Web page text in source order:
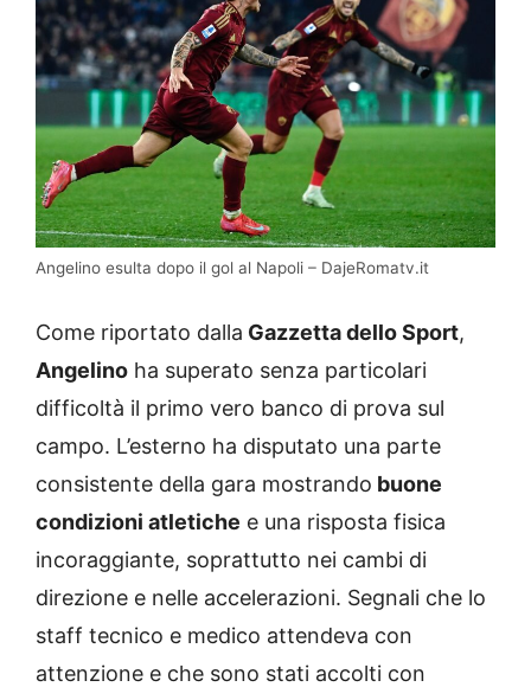
Angelino esulta dopo il gol al Napoli – DajeRomatv.it
Come riportato dalla Gazzetta dello Sport,
Angelino ha superato senza particolari
difficoltà il primo vero banco di prova sul
campo. L’esterno ha disputato una parte
consistente della gara mostrando buone
condizioni atletiche e una risposta fisica
incoraggiante, soprattutto nei cambi di
direzione e nelle accelerazioni. Segnali che lo
staff tecnico e medico attendeva con
attenzione e che sono stati accolti con